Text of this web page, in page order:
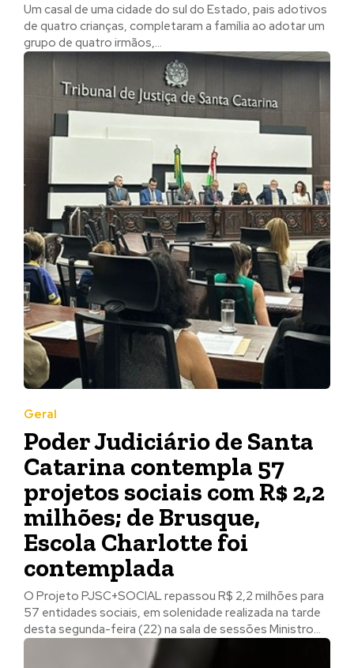
Um casal de uma cidade do sul do Estado, pais adotivos
de quatro crianças, completaram a família ao adotar um
grupo de quatro irmãos,...
Geral
Poder Judiciário de Santa
Catarina contempla 57
projetos sociais com R$ 2,2
milhões; de Brusque,
Escola Charlotte foi
contemplada
O Projeto PJSC+SOCIAL repassou R$ 2,2 milhões para
57 entidades sociais, em solenidade realizada na tarde
desta segunda-feira (22) na sala de sessões Ministro...